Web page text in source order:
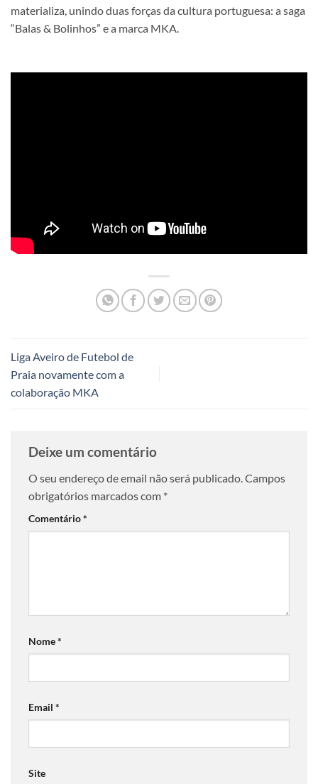
materializa, unindo duas forças da cultura portuguesa: a saga
“Balas & Bolinhos” e a marca MKA.
Liga Aveiro de Futebol de
Praia novamente com a
colaboração MKA
Deixe um comentário
O seu endereço de email não será publicado.Campos
obrigatórios marcados com *
Comentário*
Nome*
Email *
Site